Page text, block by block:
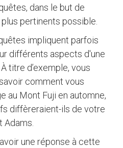
dans le but de
pertinents possible.
impliquent parfois
différents aspects d'une
titre d’exemple, vous
comment vous
au Mont Fuji en automne,
diffèreraient-ils de votre
Adams.
une réponse à cette